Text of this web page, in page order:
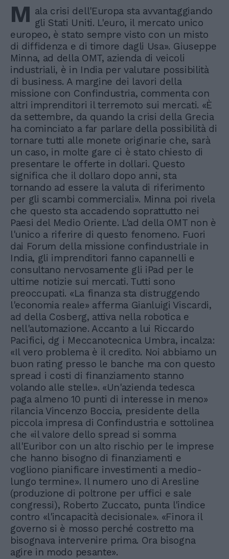
M ala crisi dell'Europa sta avvantaggiando
gli Stati Uniti. L'euro, il mercato unico
europeo, è stato sempre visto con un misto
di diffidenza e di timore dagli Usa». Giuseppe
Minna, ad della OMT, azienda di veicoli
industriali, è in India per valutare possibilità
di business. A margine dei lavori della
missione con Confindustria, commenta con
altri imprenditori il terremoto sui mercati. «È
da settembre, da quando la crisi della Grecia
ha cominciato a far parlare della possibilità di
tornare tutti alle monete originarie che, sarà
un caso, in molte gare ci è stato chiesto di
presentare le offerte in dollari. Questo
significa che il dollaro dopo anni, sta
tornando ad essere la valuta di riferimento
per gli scambi commerciali». Minna poi rivela
che questo sta accadendo soprattutto nei
Paesi del Medio Oriente. L'ad della OMT non è
l'unico a riferire di questo fenomeno. Fuori
dai Forum della missione confindustriale in
India, gli imprenditori fanno capannelli e
consultano nervosamente gli iPad per le
ultime notizie sui mercati. Tutti sono
preoccupati. «La finanza sta distruggendo
l'economia reale» afferma Gianluigi Viscardi,
ad della Cosberg, attiva nella robotica e
nell'automazione. Accanto a lui Riccardo
Pacifici, dg i Meccanotecnica Umbra, incalza:
«Il vero problema è il credito. Noi abbiamo un
buon rating presso le banche ma con questo
spread i costi di finanziamento stanno
volando alle stelle». «Un'azienda tedesca
paga almeno 10 punti di interesse in meno»
rilancia Vincenzo Boccia, presidente della
piccola impresa di Confindustria e sottolinea
che «il valore dello spread si somma
all'Euribor con un alto rischio per le imprese
che hanno bisogno di finanziamenti e
vogliono pianificare investimenti a medio-
lungo termine». Il numero uno di Aresline
(produzione di poltrone per uffici e sale
congressi), Roberto Zuccato, punta l'indice
contro «l'incapacità decisionale». «Finora il
governo si è mosso perché costretto ma
bisognava intervenire prima. Ora bisogna
agire in modo pesante».